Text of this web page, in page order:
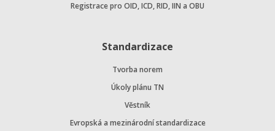
Registrace pro OID, ICD, RID, IIN a OBU
Standardizace
Tvorba norem
Úkoly plánu TN
Věstník
Evropská a mezinárodní standardizace